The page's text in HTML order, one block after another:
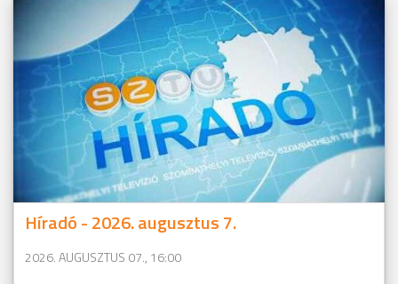
Híradó - 2026. augusztus 7.
2026. AUGUSZTUS 07., 16:00